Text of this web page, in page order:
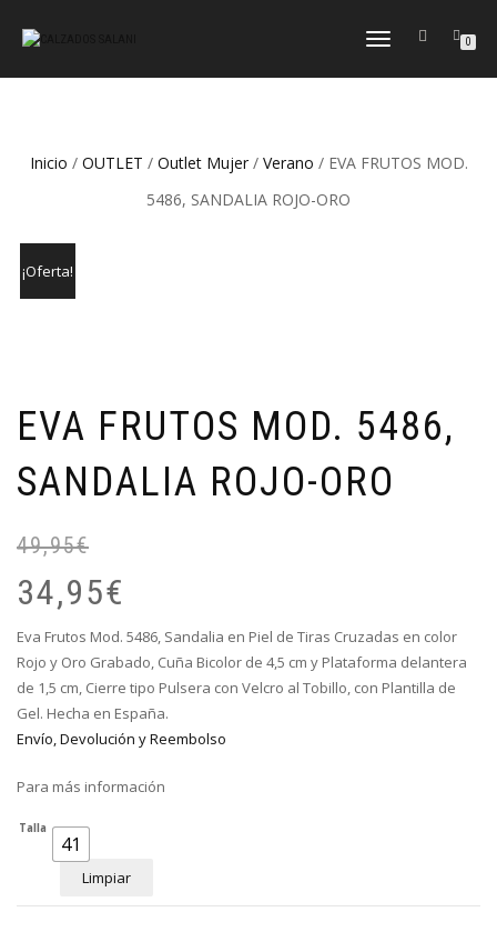
CAMBIAR
0
Inicio / OUTLET / Outlet Mujer/ Verano / EVA FRUTOS MOD.
5486, SANDALIA ROJO-ORO
¡Oferta!
EVA FRUTOS MOD. 5486,
SANDALIA ROJO-ORO
49,95€
34,95€
Eva Frutos Mod. 5486, Sandalia en Piel de Tiras Cruzadas en color
Rojo y Oro Grabado, Cuña Bicolor de 4,5 cm y Plataforma delantera
de 1,5 cm, Cierre tipo Pulsera con Velcro al Tobillo, con Plantilla de
Gel. Hecha en España.
Envío, Devolución y Reembolso
Para más información
Talla
41
Limpiar